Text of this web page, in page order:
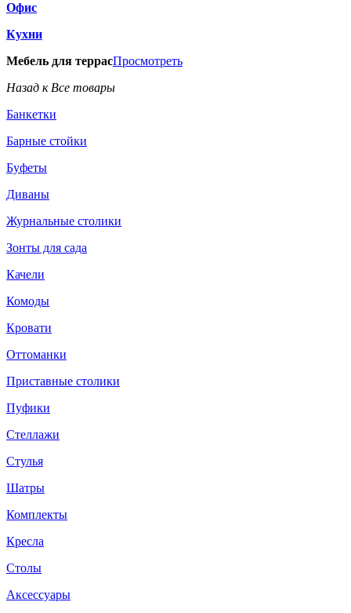
Офис
Кухни
Мебель для террасПросмотреть
Назад к Все товары
Банкетки
Барные стойки
Буфеты
Диваны
Журнальные столики
Зонты для сада
Качели
Комоды
Кровати
Оттоманки
Приставные столики
Пуфики
Стеллажи
Стулья
Шатры
Комплекты
Кресла
Столы
Аксессуары